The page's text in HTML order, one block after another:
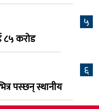
५
८५ करोड
६
पस्छन् स्थानीय